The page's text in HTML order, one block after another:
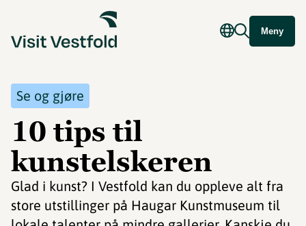
Meny
Se og gjøre
10 tips til
kunstelskeren
Glad i kunst? I Vestfold kan du oppleve alt fra
store utstillinger på Haugar Kunstmuseum til